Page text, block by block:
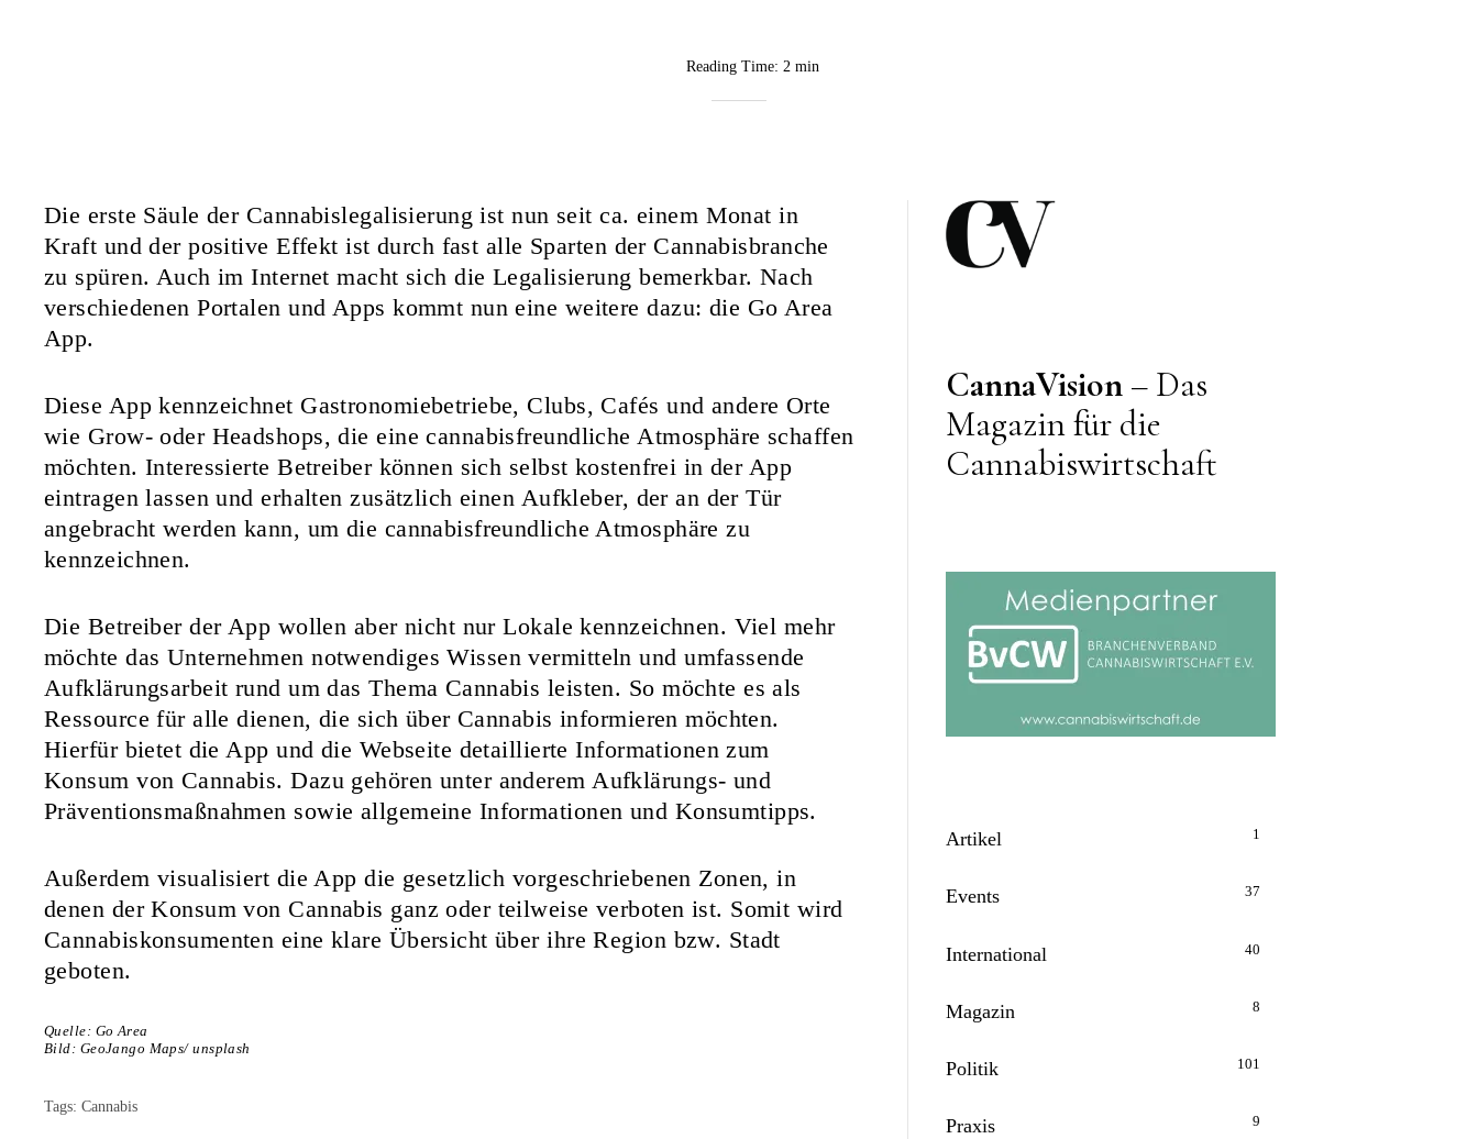
Reading Time: 2 min
Die erste Säule der Cannabislegalisierung ist nun seit ca. einem Monat in
Kraft und der positive Effekt ist durch fast alle Sparten der Cannabisbranche
zu spüren. Auch im Internet macht sich die Legalisierung bemerkbar. Nach
verschiedenen Portalen und Apps kommt nun eine weitere dazu: die Go Area
App.
Diese App kennzeichnet Gastronomiebetriebe, Clubs, Cafés und andere Orte
wie Grow- oder Headshops, die eine cannabisfreundliche Atmosphäre schaffen
möchten. Interessierte Betreiber können sich selbst kostenfrei in der App
eintragen lassen und erhalten zusätzlich einen Aufkleber, der an der Tür
angebracht werden kann, um die cannabisfreundliche Atmosphäre zu
kennzeichnen.
Die Betreiber der App wollen aber nicht nur Lokale kennzeichnen. Viel mehr
möchte das Unternehmen notwendiges Wissen vermitteln und umfassende
Aufklärungsarbeit rund um das Thema Cannabis leisten. So möchte es als
Ressource für alle dienen, die sich über Cannabis informieren möchten.
Hierfür bietet die App und die Webseite detaillierte Informationen zum
Konsum von Cannabis. Dazu gehören unter anderem Aufklärungs- und
Präventionsmaßnahmen sowie allgemeine Informationen und Konsumtipps.
Außerdem visualisiert die App die gesetzlich vorgeschriebenen Zonen, in
denen der Konsum von Cannabis ganz oder teilweise verboten ist. Somit wird
Cannabiskonsumenten eine klare Übersicht über ihre Region bzw. Stadt
geboten.
Quelle: Go Area
Bild: GeoJango Maps/ unsplash
Tags: Cannabis
CannaVision – Das
Magazin für die
Cannabiswirtschaft
Artikel 1
Events 37
International 40
Magazin 8
Politik 101
Praxis 9